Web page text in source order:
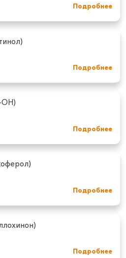
Подробнее
Подробнее
ОН)
Подробнее
Подробнее
Подробнее